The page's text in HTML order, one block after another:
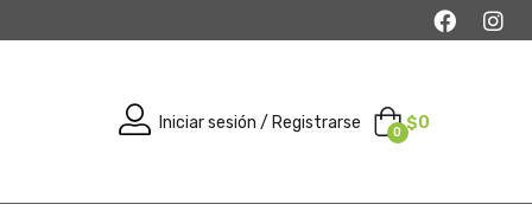
Iniciar sesión / Registrarse 0 $0